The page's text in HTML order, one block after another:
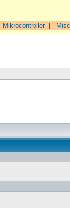
Mikrocontroller| Misc